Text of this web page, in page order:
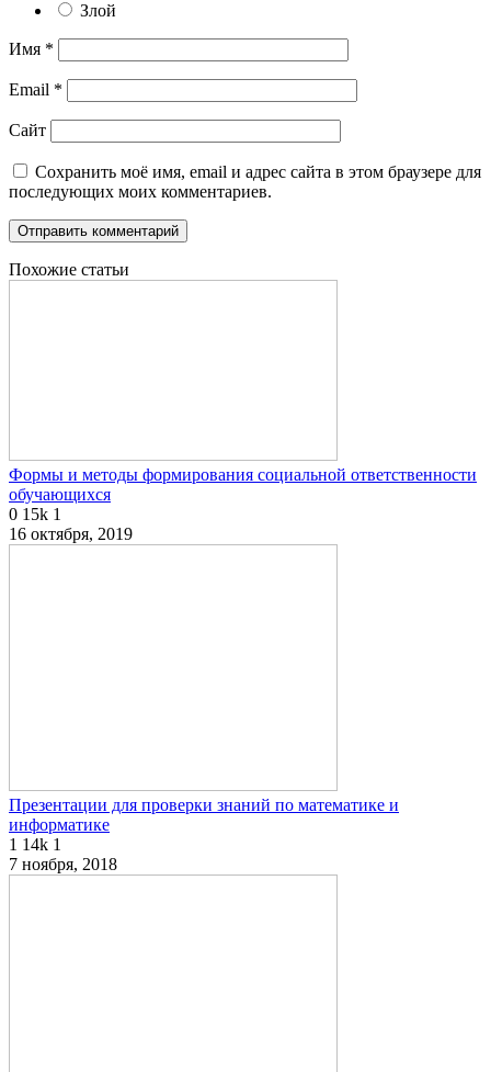
Злой
Имя *
Email *
Сайт
Сохранить моё имя, email и адрес сайта в этом браузере для
последующих моих комментариев.
Похожие статьи
Формы и методы формирования социальной ответственности
обучающихся
0 15k 1
16 октября, 2019
Презентации для проверки знаний по математике и
информатике
1 14k 1
7 ноября, 2018